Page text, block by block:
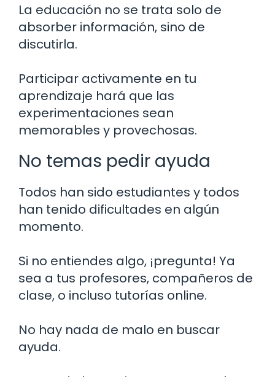
La educación no se trata solo de
absorber información, sino de
discutirla.
Participar activamente en tu
aprendizaje hará que las
experimentaciones sean
memorables y provechosas.
No temas pedir ayuda
Todos han sido estudiantes y todos
han tenido dificultades en algún
momento.
Si no entiendes algo, ¡pregunta! Ya
sea a tus profesores, compañeros de
clase, o incluso tutorías online.
No hay nada de malo en buscar
ayuda.